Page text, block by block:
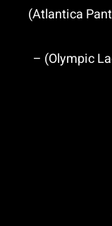
מלון פאנטה איה נאפה (Atlantica Panthea Resort)
מלון אולימפיק לגון איה נאפה (Olympic Lagoon) –